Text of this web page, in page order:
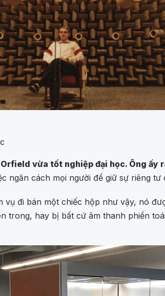
vừa tốt nghiệp đại học. Ông
ngăn cách mọi người để giữ sự riêng
vụ đi bán một chiếc hộp như vậy, nó
trong, hay bị bất cứ âm thanh phiền